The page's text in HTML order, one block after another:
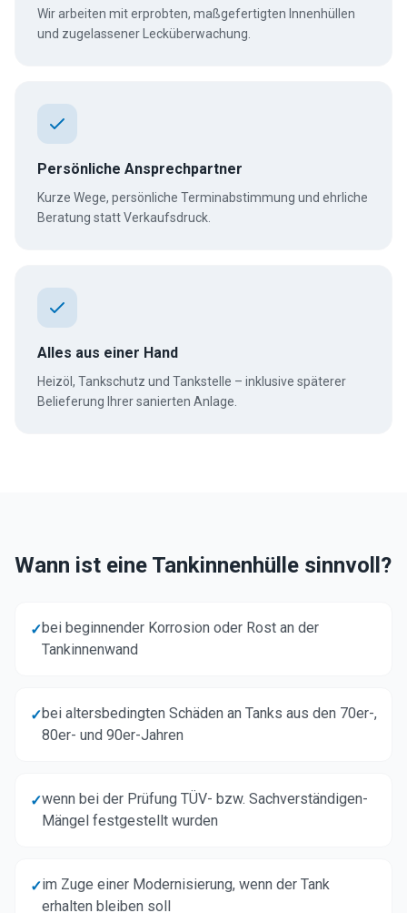
Wir arbeiten mit erprobten, maßgefertigten Innenhüllen
und zugelassener Lecküberwachung.
Persönliche Ansprechpartner
Kurze Wege, persönliche Terminabstimmung und ehrliche
Beratung statt Verkaufsdruck.
Alles aus einer Hand
Heizöl, Tankschutz und Tankstelle – inklusive späterer
Belieferung Ihrer sanierten Anlage.
Wann ist eine Tankinnenhülle sinnvoll?
✓bei beginnender Korrosion oder Rost an der
Tankinnenwand
✓bei altersbedingten Schäden an Tanks aus den 70er-,
80er- und 90er-Jahren
✓wenn bei der Prüfung TÜV- bzw. Sachverständigen-
Mängel festgestellt wurden
✓im Zuge einer Modernisierung, wenn der Tank
erhalten bleiben soll